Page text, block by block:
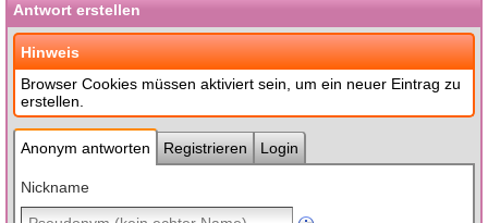
Antwort erstellen
Hinweis
Browser Cookies müssen aktiviert sein, um ein neuer Eintrag zu
erstellen.
Anonym antworten Registrieren Login
Nickname